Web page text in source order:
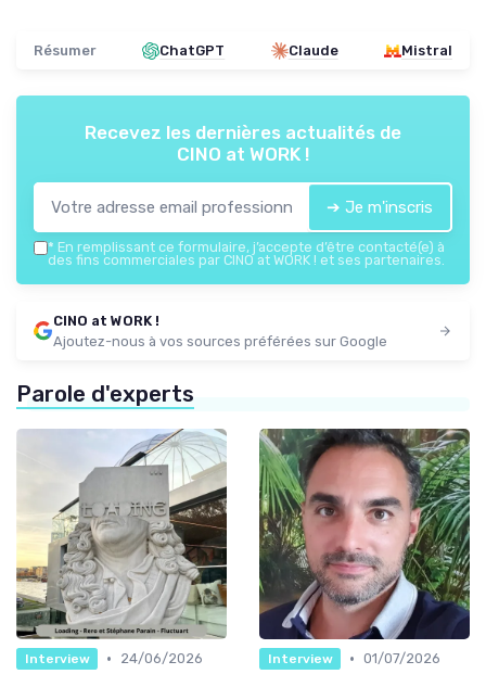
Résumer ChatGPT Claude Mistral
Recevez les dernières actualités de
CINO at WORK !
➔ Je m'inscris
* En remplissant ce formulaire, j’accepte d’être contacté(e) à
des fins commerciales par CINO at WORK ! et ses partenaires.
CINO at WORK !
Ajoutez-nous à vos sources préférées sur Google
Parole d'experts
Interview • 24/06/2026 Interview • 01/07/2026